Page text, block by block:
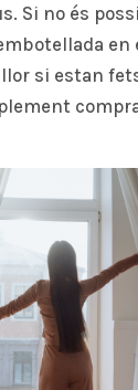
Si no és
en
si estan